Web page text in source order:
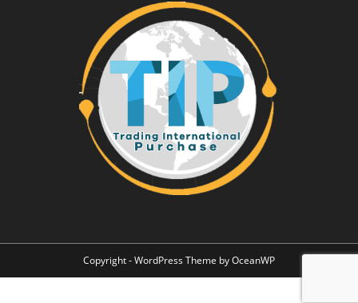
Copyright - WordPress Theme by OceanWP